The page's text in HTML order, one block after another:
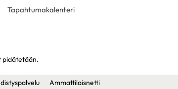
Tapahtumakalenteri
pidätetään.
Ammattilaisnetti